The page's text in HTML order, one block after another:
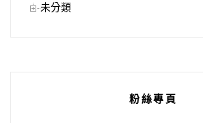
未分類
粉絲專頁